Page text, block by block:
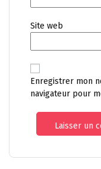
Site web
Enregistrer mon
navigateur pour